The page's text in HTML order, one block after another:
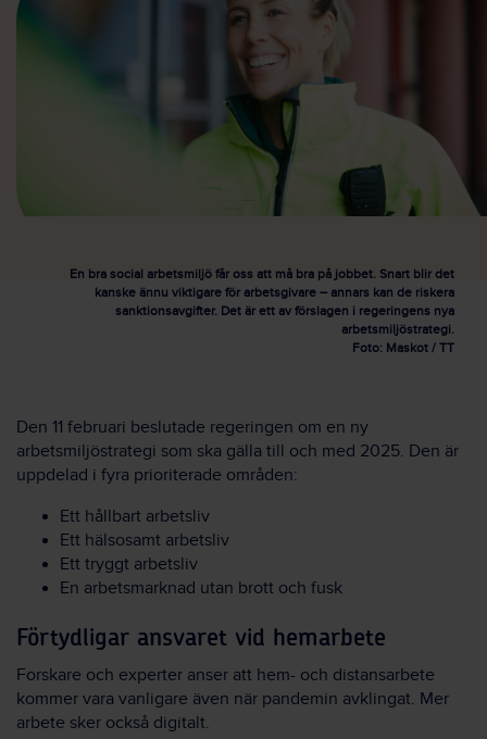
En bra social arbetsmiljö får oss att må bra på jobbet. Snart blir det
kanske ännu viktigare för arbetsgivare – annars kan de riskera
sanktionsavgifter. Det är ett av förslagen i regeringens nya
arbetsmiljöstrategi.
Foto: Maskot / TT
Den 11 februari beslutade regeringen om en ny
arbetsmiljöstrategi som ska gälla till och med 2025. Den är
uppdelad i fyra prioriterade områden:
Ett hållbart arbetsliv
Ett hälsosamt arbetsliv
Ett tryggt arbetsliv
En arbetsmarknad utan brott och fusk
Förtydligar ansvaret vid hemarbete
Forskare och experter anser att hem- och distansarbete
kommer vara vanligare även när pandemin avklingat. Mer
arbete sker också digitalt.